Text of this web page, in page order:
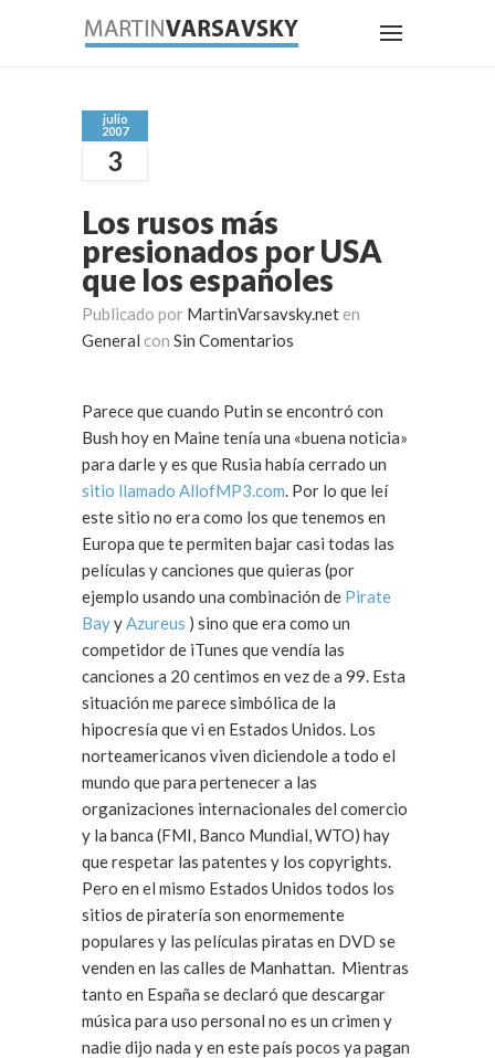
julio
2007
3
Los rusos más
presionados por USA
que los españoles
Publicado por MartinVarsavsky.net en
General con Sin Comentarios
Parece que cuando Putin se encontró con
Bush hoy en Maine tenía una «buena noticia»
para darle y es que Rusia había cerrado un
sitio llamado AllofMP3.com. Por lo que leí
este sitio no era como los que tenemos en
Europa que te permiten bajar casi todas las
películas y canciones que quieras (por
ejemplo usando una combinación de Pirate
BayyAzureus ) sino que era como un
competidor de iTunes que vendía las
canciones a 20 centimos en vez de a 99. Esta
situación me parece simbólica de la
hipocresía que vi en Estados Unidos. Los
norteamericanos viven diciendole a todo el
mundo que para pertenecer a las
organizaciones internacionales del comercio
y la banca (FMI, Banco Mundial, WTO) hay
que respetar las patentes y los copyrights.
Pero en el mismo Estados Unidos todos los
sitios de piratería son enormemente
populares y las películas piratas en DVD se
venden en las calles de Manhattan. Mientras
tanto en España se declaró que descargar
música para uso personal no es un crimen y
nadie dijo nada y en este país pocos ya pagan